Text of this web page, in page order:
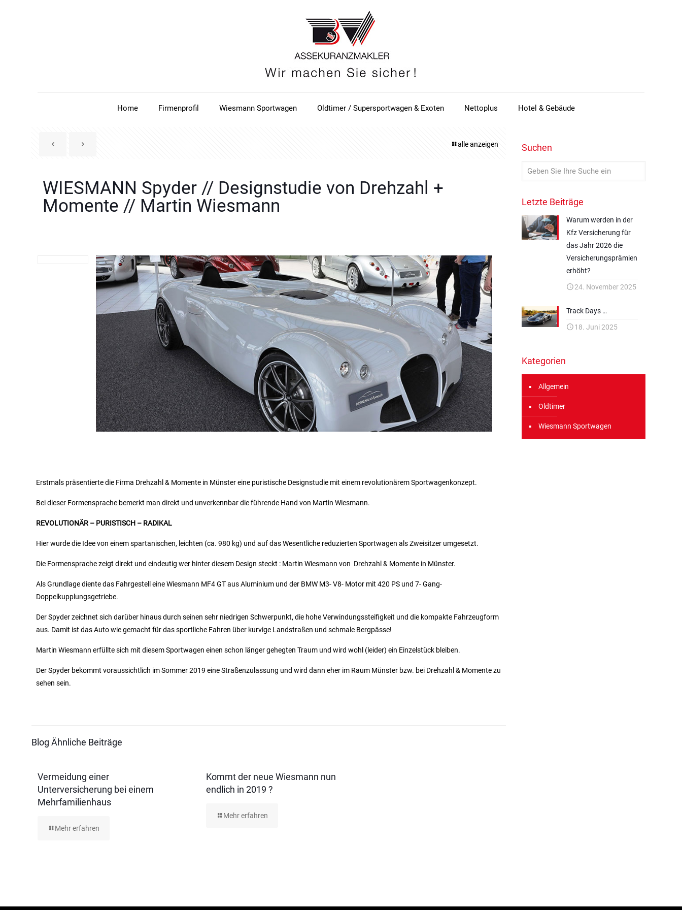
Home Firmenprofil Wiesmann Sportwagen Oldtimer / Supersportwagen & Exoten Nettoplus Hotel & Gebäude
alle anzeigen
WIESMANN Spyder // Designstudie von Drehzahl +
Momente // Martin Wiesmann
Erstmals präsentierte die Firma Drehzahl & Momente in Münster eine puristische Designstudie mit einem revolutionärem Sportwagenkonzept.
Bei dieser Formensprache bemerkt man direkt und unverkennbar die führende Hand von Martin Wiesmann.
REVOLUTIONÄR – PURISTISCH – RADIKAL
Hier wurde die Idee von einem spartanischen, leichten (ca. 980 kg) und auf das Wesentliche reduzierten Sportwagen als Zweisitzer umgesetzt.
Die Formensprache zeigt direkt und eindeutig wer hinter diesem Design steckt : Martin Wiesmann von Drehzahl & Momente in Münster.
Als Grundlage diente das Fahrgestell eine Wiesmann MF4 GT aus Aluminium und der BMW M3- V8- Motor mit 420 PS und 7- Gang-
Doppelkupplungsgetriebe.
Der Spyder zeichnet sich darüber hinaus durch seinen sehr niedrigen Schwerpunkt, die hohe Verwindungssteifigkeit und die kompakte Fahrzeugform
aus. Damit ist das Auto wie gemacht für das sportliche Fahren über kurvige Landstraßen und schmale Bergpässe!
Martin Wiesmann erfüllte sich mit diesem Sportwagen einen schon länger gehegten Traum und wird wohl (leider) ein Einzelstück bleiben.
Der Spyder bekommt voraussichtlich im Sommer 2019 eine Straßenzulassung und wird dann eher im Raum Münster bzw. bei Drehzahl & Momente zu
sehen sein.
Blog Ähnliche Beiträge
Vermeidung einer
Unterversicherung bei einem
Mehrfamilienhaus
Mehr erfahren
Kommt der neue Wiesmann nun
endlich in 2019 ?
Mehr erfahren
Suchen
Letzte Beiträge
Warum werden in der
Kfz Versicherung für
das Jahr 2026 die
Versicherungsprämien
erhöht?
24. November 2025
Track Days …
18. Juni 2025
Kategorien
Allgemein
Oldtimer
Wiesmann Sportwagen